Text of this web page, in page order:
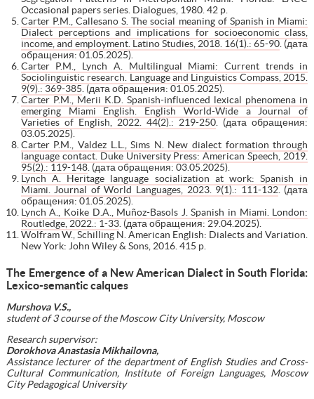
Occasional papers series. Dialogues, 1980. 42 p.
Carter P.M., Callesano S. The social meaning of Spanish in Miami:
Dialect perceptions and implications for socioeconomic class,
income, and employment. Latino Studies, 2018. 16(1).: 65-90. (дата
обращения: 01.05.2025).
Carter P.M., Lynch A. Multilingual Miami: Current trends in
Sociolinguistic research. Language and Linguistics Compass, 2015.
9(9).: 369-385. (дата обращения: 01.05.2025).
Carter P.M., Merii K.D. Spanish-influenced lexical phenomena in
emerging Miami English. English World-Wide a Journal of
Varieties of English, 2022. 44(2).: 219-250. (дата обращения:
03.05.2025).
Carter P.M., Valdez L.L., Sims N. New dialect formation through
language contact. Duke University Press: American Speech, 2019.
95(2).: 119-148. (дата обращения: 03.05.2025).
Lynch A. Heritage language socialization at work: Spanish in
Miami. Journal of World Languages, 2023. 9(1).: 111-132. (дата
обращения: 01.05.2025).
Lynch A., Koike D.A., Muñoz-Basols J. Spanish in Miami. London:
Routledge, 2022.: 1-33. (дата обращения: 29.04.2025).
Wolfram W., Schilling N. American English: Dialects and Variation.
New York: John Wiley & Sons, 2016. 415 p.
The Emergence of a New American Dialect in South Florida:
Lexico-semantic calques
Murshova V.S.,
student of 3 course of the Moscow City University, Moscow
Research supervisor:
Dorokhova Anastasia Mikhailovna,
Assistance lecturer of the department of English Studies and Cross-
Cultural Communication, Institute of Foreign Languages, Moscow
City Pedagogical University